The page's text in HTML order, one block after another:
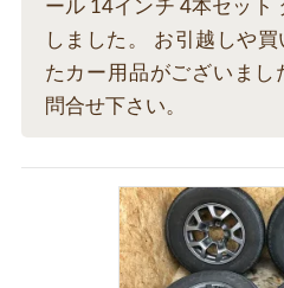
ール 14インチ 4本セット
しました。 お引越しや
たカー用品がございまし
問合せ下さい。